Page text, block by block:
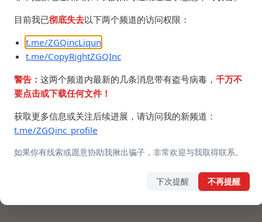
目前我已彻底失去以下两个频道的访问权限：
t.me/ZGQincLiqun
t.me/CopyRightZGQInc
警告： 这两个频道内最新的几条消息带有盗号病毒， 千万不
要点击或下载任何文件！
获取更多信息或关注后续进展，请访问我的新频道：
t.me/ZGQinc_profile
如果你有线索或愿意协助我揪出骗子，非常欢迎与我取得联系。
下次提醒 不再提醒